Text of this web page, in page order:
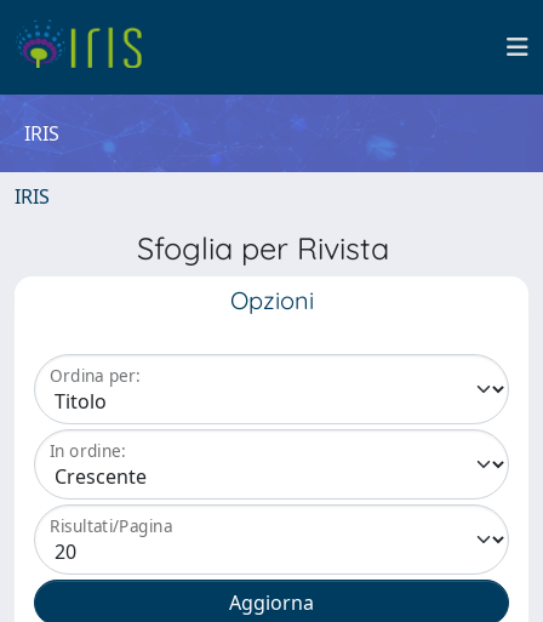
IRIS
IRIS
Sfoglia per Rivista
Opzioni
Ordina per:
In ordine:
Risultati/Pagina